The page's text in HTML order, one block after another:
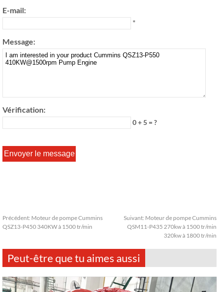
E-mail:
*
Message:
Vérification:
0 + 5 = ?
Précédent: Moteur de pompe Cummins
QSZ13-P450 340KW à 1500 tr/min
Suivant: Moteur de pompe Cummins
QSM11-P435 270kw à 1500 tr/min
320kw à 1800 tr/min
Peut-être que tu aimes aussi